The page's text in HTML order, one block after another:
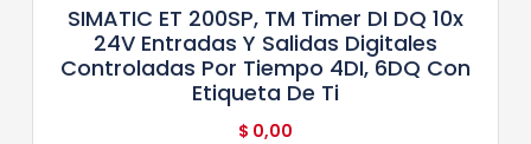
SIMATIC ET 200SP, TM Timer DI DQ 10x
24V Entradas Y Salidas Digitales
Controladas Por Tiempo 4DI, 6DQ Con
Etiqueta De Ti
$ 0,00